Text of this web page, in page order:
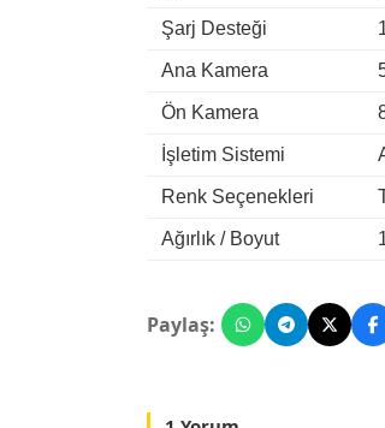
Şarj Desteği
Ana Kamera
Ön Kamera
İşletim Sistemi
Renk Seçenekleri
Ağırlık / Boyut
Paylaş: